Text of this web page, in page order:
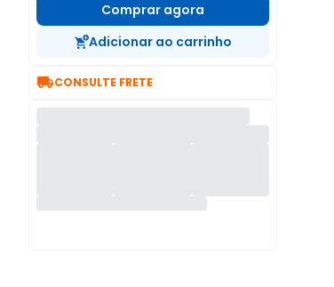
Comprar agora
Adicionar ao carrinho
CONSULTE FRETE